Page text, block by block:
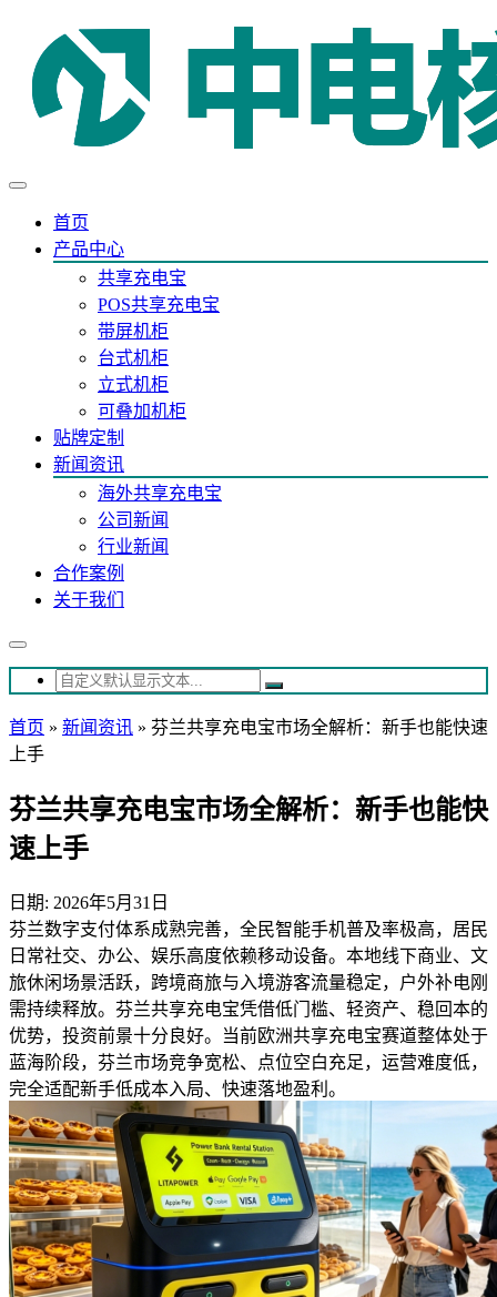
首页
产品中心
共享充电宝
POS共享充电宝
带屏机柜
台式机柜
立式机柜
可叠加机柜
贴牌定制
新闻资讯
海外共享充电宝
公司新闻
行业新闻
合作案例
关于我们
首页 » 新闻资讯 » 芬兰共享充电宝市场全解析：新手也能快速
上手
芬兰共享充电宝市场全解析：新手也能快
速上手
日期: 2026年5月31日
芬兰数字支付体系成熟完善，全民智能手机普及率极高，居民
日常社交、办公、娱乐高度依赖移动设备。本地线下商业、文
旅休闲场景活跃，跨境商旅与入境游客流量稳定，户外补电刚
需持续释放。芬兰共享充电宝凭借低门槛、轻资产、稳回本的
优势，投资前景十分良好。当前欧洲共享充电宝赛道整体处于
蓝海阶段，芬兰市场竞争宽松、点位空白充足，运营难度低，
完全适配新手低成本入局、快速落地盈利。